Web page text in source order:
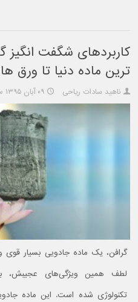
کاربردهای شگفت انگیز
ترین ماده دنیا تا ورق
ناهید سادات ریاحی ۰۹ آبان ۱۳۹۵ ساعت ۲۱:۴۰
گرافن، یک ماده جادویی بسیار
لطف همین ویژگی‌های عجیبش،
تکنولوژی شده است. این ماده